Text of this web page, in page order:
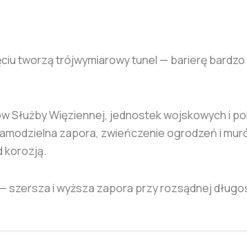
tworzą trójwymiarowy tunel — barierę bardzo
Więziennej, jednostek wojskowych i
zapora, zwieńczenie ogrodzeń i
korozją.
szersza i wyższa zapora przy rozsądnej